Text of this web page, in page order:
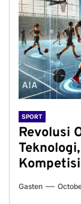
SPORT
Revolusi
Gasten